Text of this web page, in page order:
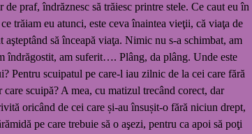
praf, îndrăznesc să trăiesc printre stele. Ce caut eu în
trăiam eu atunci, este ceva înaintea vieţii, că viaţa de
să înceapă viaţa. Nimic nu s-a schimbat, am
îndrăgostit, am suferit…. Plâng, da plâng. Unde este
Pentru scuipatul pe care-l iau zilnic de la cei care fără
scuipă? A mea, cu matizul trecând corect, dar
oricând de cei care și-au însușit-o fără niciun drept,
pe care trebuie să o aşezi, pentru ca apoi să poţi